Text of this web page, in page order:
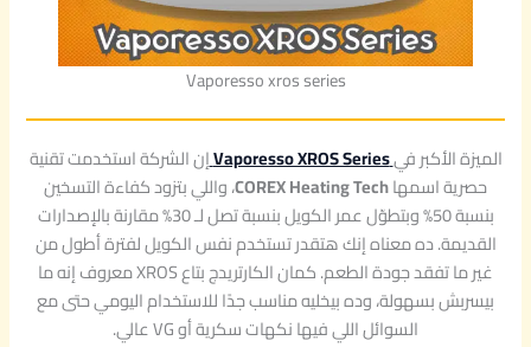
Vaporesso xros series
الميزة الأكبر فيVaporesso XROS Seriesإن الشركة استخدمت تقنية
حصرية اسمهاCOREX Heating Tech، واللي بتزود كفاءة التسخين
بنسبة 50% وبتطوّل عمر الكويل بنسبة تصل لـ 30% مقارنة بالإصدارات
القديمة. ده معناه إنك هتقدر تستخدم نفس الكويل لفترة أطول من
غير ما تفقد جودة الطعم. كمان الكارتريدج بتاع XROS معروف إنه ما
بيسربش بسهولة، وده بيخليه مناسب جدًا للاستخدام اليومي حتى مع
السوائل اللي فيها نكهات سكرية أو VG عالي.